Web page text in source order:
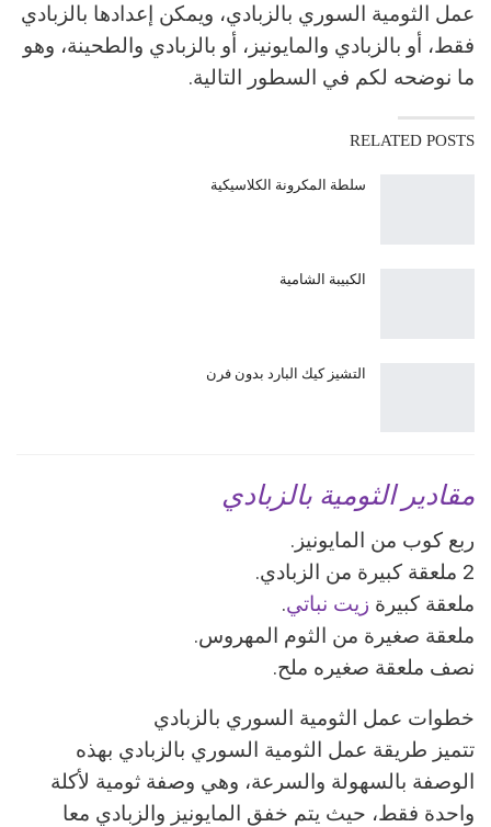
عمل الثومية السوري بالزبادي، ويمكن إعدادها بالزبادي
فقط، أو بالزبادي والمايونيز، أو بالزبادي والطحينة، وهو
ما نوضحه لكم في السطور التالية.
RELATED POSTS
سلطة المكرونة الكلاسيكية
الكبيبة الشامية
التشيز كيك البارد بدون فرن
مقادير الثومية بالزبادي
ربع كوب من المايونيز.
2 ملعقة كبيرة من الزبادي.
ملعقة كبيرة زيت نباتي.
ملعقة صغيرة من الثوم المهروس.
نصف ملعقة صغيره ملح.
خطوات عمل الثومية السوري بالزبادي
تتميز طريقة عمل الثومية السوري بالزبادي بهذه
الوصفة بالسهولة والسرعة، وهي وصفة ثومية لأكلة
واحدة فقط، حيث يتم خفق المايونيز والزبادي معا